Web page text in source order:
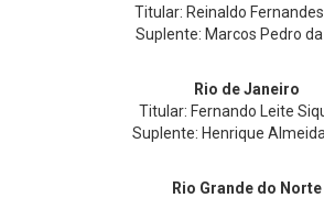
Titular: Reinaldo
Suplente: Marcos Pedro
Rio de Janeiro
Titular: Fernando Leite
Suplente: Henrique
Rio Grande do Norte